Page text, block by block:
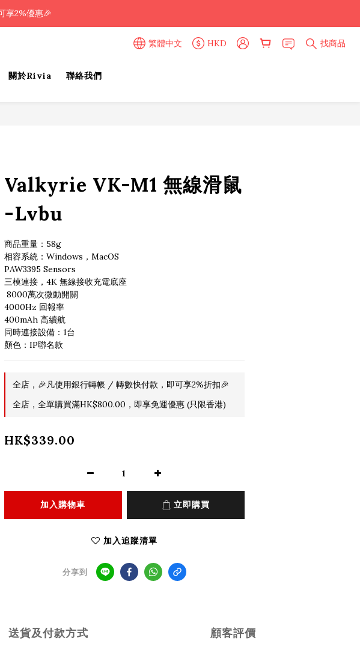
享2%優惠🎉
享2%優惠🎉
繁體中文 HKD 找商品
關於Rivia 聯絡我們
Valkyrie VK-M1 無線滑鼠
-Lvbu
商品重量：58g
相容系統：Windows，MacOS
PAW3395 Sensors
三模連接，4K 無線接收充電底座
8000萬次微動開關
4000Hz 回報率
400mAh 高續航
同時連接設備：1台
顏色：IP聯名款
全店，🎉凡使用銀行轉帳 / 轉數快付款，即可享2%折扣🎉
全店，全單購買滿HK$800.00，即享免運優惠 (只限香港)
HK$339.00
加入購物車 立即購買
加入追蹤清單
分享到
送貨及付款方式 顧客評價